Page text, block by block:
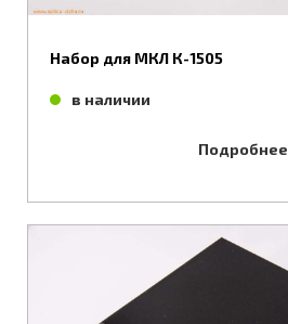
Набор для МКЛ К-1505
в наличии
Подробнее